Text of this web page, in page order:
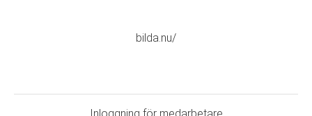
bilda.nu/